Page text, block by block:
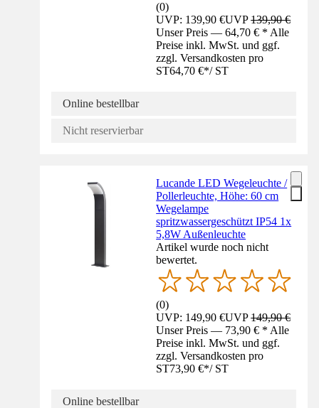
(0)
UVP: 139,90 €UVP139,90 €
Unser Preis — 64,70 € * Alle
Preise inkl. MwSt. und ggf.
zzgl. Versandkosten pro
ST64,70 €*/ ST
Online bestellbar
Nicht reservierbar
Lucande LED Wegeleuchte /
Pollerleuchte, Höhe: 60 cm
Wegelampe
spritzwassergeschützt IP54 1x
5,8W Außenleuchte
Artikel wurde noch nicht
bewertet.
(0)
UVP: 149,90 €UVP149,90 €
Unser Preis — 73,90 € * Alle
Preise inkl. MwSt. und ggf.
zzgl. Versandkosten pro
ST73,90 €*/ ST
Online bestellbar